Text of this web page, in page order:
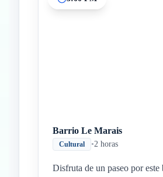
Barrio Le Marais
Cultural •2 horas
Disfruta de un paseo por este